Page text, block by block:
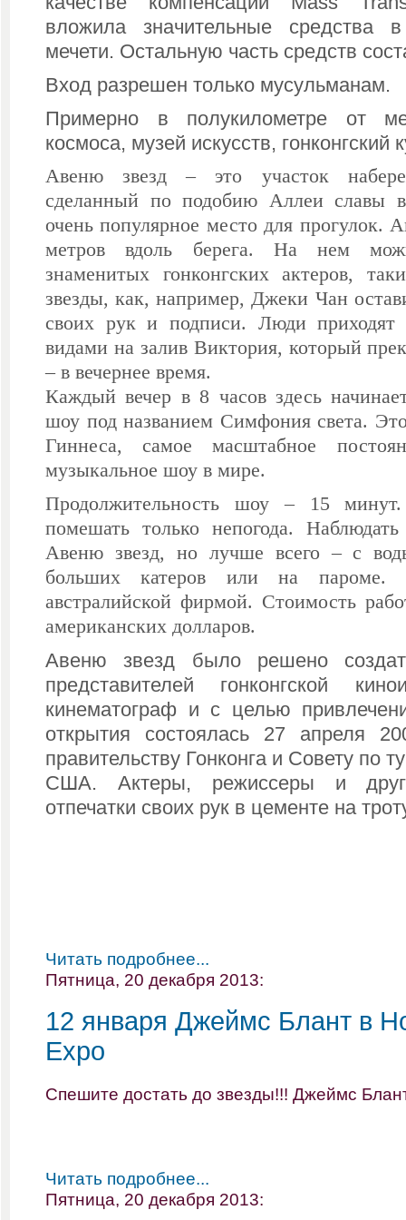
вложила значительные средства
мечети. Остальную часть средств
Вход разрешен только мусульманам.
Примерно в полукилометре от
космоса, музей искусств, гонконгский
Авеню звезд – это участок
сделанный по подобию Аллеи славы
очень популярное место для прогулок.
метров вдоль берега. На нем
знаменитых гонконгских актеров,
звезды, как, например, Джеки Чан
своих рук и подписи. Люди приходят
видами на залив Виктория, который
– в вечернее время.
Каждый вечер в 8 часов здесь
шоу под названием Симфония света.
Гиннеса, самое масштабное
музыкальное шоу в мире.
Продолжительность шоу – 15
помешать только непогода.
Авеню звезд, но лучше всего – с
больших катеров или на пароме.
австралийской фирмой. Стоимость
американских долларов.
Авеню звезд было решено
представителей гонконгской
кинематограф и с целью
открытия состоялась 27 апреля
правительству Гонконга и Совету по
США. Актеры, режиссеры и
отпечатки своих рук в цементе на
Читать подробнее...
Пятница, 20 декабря 2013:
12 января Джеймс Блант в
Expo
Спешите достать до звезды!!! Джеймс
Читать подробнее...
Пятница, 20 декабря 2013: